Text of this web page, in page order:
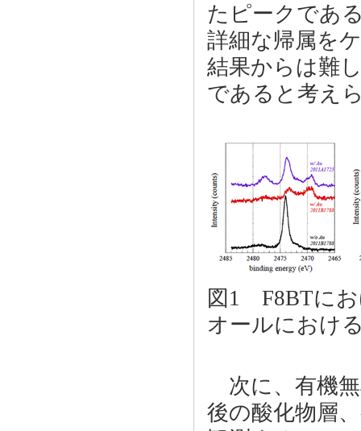
たピークであ
詳細な帰属を
結果からは難
であると考え
図1 F8BTに
オールにおけ
次に、有機
後の酸化物層